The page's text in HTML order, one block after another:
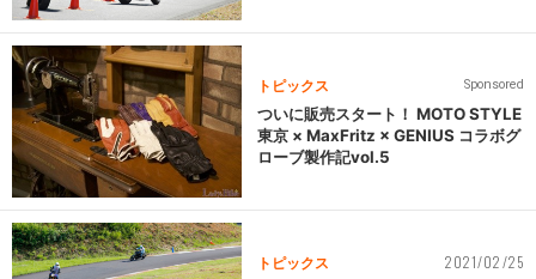
トピックス Sponsored
ついに販売スタート！ MOTO STYLE
東京 × MaxFritz × GENIUS コラボグ
ローブ製作記vol.5
トピックス 2021/02/25